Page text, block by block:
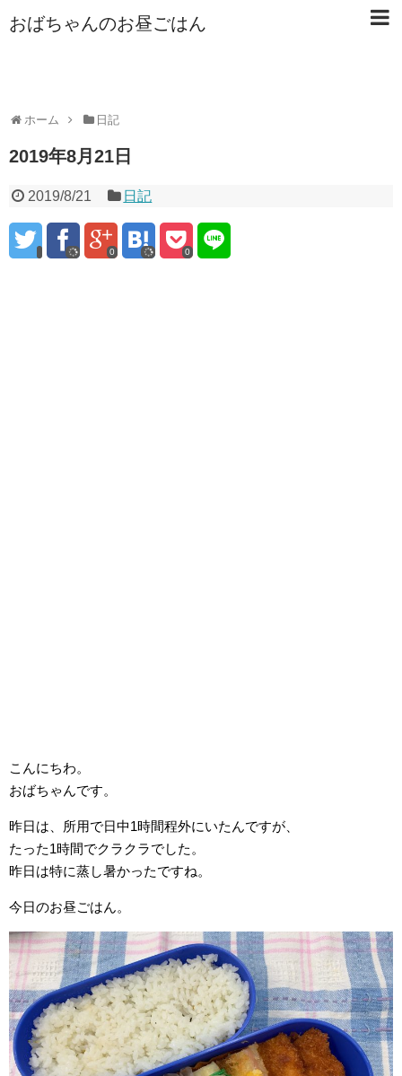
おばちゃんのお昼ごはん
ホーム 日記
2019年8月21日
2019/8/21 日記
0 0
こんにちわ。
おばちゃんです。
昨日は、所用で日中1時間程外にいたんですが、
たった1時間でクラクラでした。
昨日は特に蒸し暑かったですね。
今日のお昼ごはん。